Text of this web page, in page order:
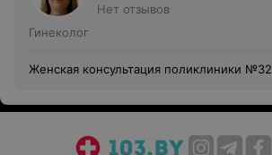
Нет отзывов
Гинеколог
Женская консультация поликлиники №32